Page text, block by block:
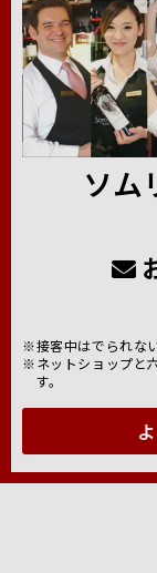
ソム
※接客中はでられな
※ネットショップと
す。